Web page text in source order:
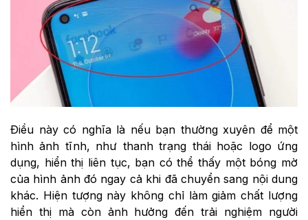
Điều này có nghĩa là nếu bạn thường xuyên để một
hình ảnh tĩnh, như thanh trạng thái hoặc logo ứng
dụng, hiển thị liên tục, bạn có thể thấy một bóng mờ
của hình ảnh đó ngay cả khi đã chuyển sang nội dung
khác. Hiện tượng này không chỉ làm giảm chất lượng
hiển thị mà còn ảnh hưởng đến trải nghiệm người